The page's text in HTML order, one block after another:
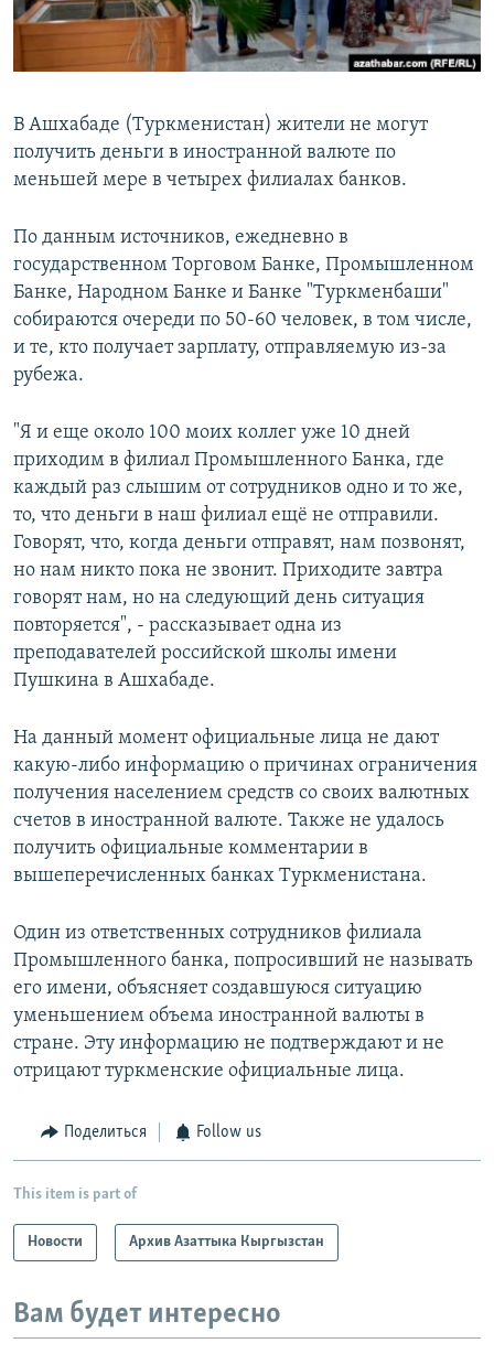
В Ашхабаде (Туркменистан) жители не могут
получить деньги в иностранной валюте по
меньшей мере в четырех филиалах банков.
По данным источников, ежедневно в
государственном Торговом Банке, Промышленном
Банке, Народном Банке и Банке "Туркменбаши"
собираются очереди по 50-60 человек, в том числе,
и те, кто получает зарплату, отправляемую из-за
рубежа.
"Я и еще около 100 моих коллег уже 10 дней
приходим в филиал Промышленного Банка, где
каждый раз слышим от сотрудников одно и то же,
то, что деньги в наш филиал ещё не отправили.
Говорят, что, когда деньги отправят, нам позвонят,
но нам никто пока не звонит. Приходите завтра
говорят нам, но на следующий день ситуация
повторяется", - рассказывает одна из
преподавателей российской школы имени
Пушкина в Ашхабаде.
На данный момент официальные лица не дают
какую-либо информацию о причинах ограничения
получения населением средств со своих валютных
счетов в иностранной валюте. Также не удалось
получить официальные комментарии в
вышеперечисленных банках Туркменистана.
Один из ответственных сотрудников филиала
Промышленного банка, попросивший не называть
его имени, объясняет создавшуюся ситуацию
уменьшением объема иностранной валюты в
стране. Эту информацию не подтверждают и не
отрицают туркменские официальные лица.
Поделиться Follow us
This item is part of
Новости Архив Азаттыка Кыргызстан
Вам будет интересно